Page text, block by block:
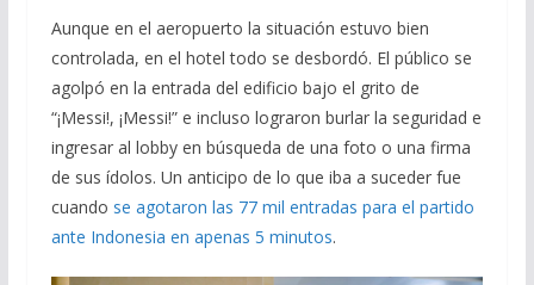
Aunque en el aeropuerto la situación estuvo bien
controlada, en el hotel todo se desbordó. El público se
agolpó en la entrada del edificio bajo el grito de
“¡Messi!, ¡Messi!” e incluso lograron burlar la seguridad e
ingresar al lobby en búsqueda de una foto o una firma
de sus ídolos. Un anticipo de lo que iba a suceder fue
cuando se agotaron las 77 mil entradas para el partido
ante Indonesia en apenas 5 minutos.